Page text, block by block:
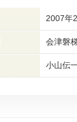
2007年
会津磐
小山伝